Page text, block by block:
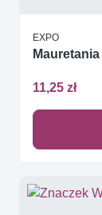
EXPO
11,25 zł